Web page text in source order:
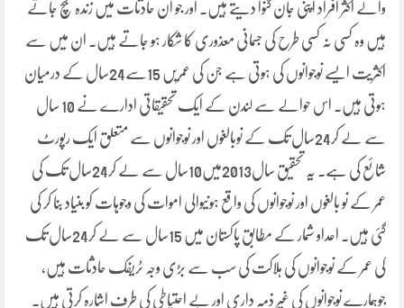
والے اکثر افراد اپنی جان گنوا دیتے ہیں۔ اور جو ان حادثات میں زندہ بچ جاتے
ہیں وہ کسی نہ کسی طرح کی جسمانی معذوری کا شکار ہو جاتے ہیں۔ ان میں سے
اکثریت ایسے نوجوانوں کی ہوتی ہے جن کی عمریں 15سے24سال کے درمیان
ہوتی ہیں۔ اس حوالے سے لندن کے ایک تحقیقاتی ادارے نے 10 سال
سے لے کر24سال تک کے نوبالغوں اور نوجوانوں سے متعلق ایک رپورٹ
شائع کی ہے۔ یہ تحقیق سال2013میں10سال سے لے کر24سال تک کی
عمر کے نو بالغوں اور نوجوانوں کی واقع ہونیوالی اموات کی وجوہات کو بنیاد بنا کر کی
گئی ہیں۔ اعداو شمار کے مطابق پاکستان میں 15سال سے لے کر24سال تک
کی عمر کے نوجوانوں کی ہلاکت کی سب سے بڑی وجہ ٹریفک حادثات ہیں،
جوہمارے نوجوانوں کی غیر ذمہ داری اور بے احتیاطی کی طرف اشارہ کرتی ہیں۔